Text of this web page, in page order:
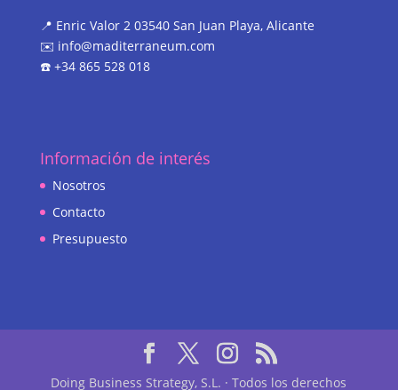
📍 Enric Valor 2 03540 San Juan Playa, Alicante
✉️ info@maditerraneum.com
☎️ +34 865 528 018
Información de interés
Nosotros
Contacto
Presupuesto
Doing Business Strategy, S.L. · Todos los derechos